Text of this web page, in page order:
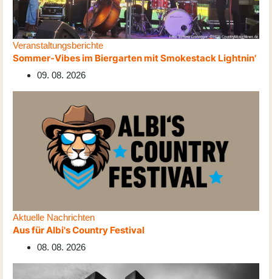
Veranstaltungsberichte
Sommer-Vibes im Biergarten mit Smokestack Lightnin'
09. 08. 2026
Aktuelle Nachrichten
Aus für Albi's Country Festival
08. 08. 2026